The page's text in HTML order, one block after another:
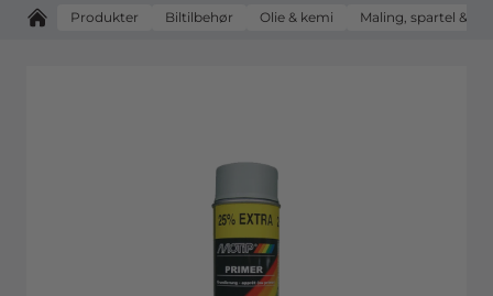
Produkter Biltilbehør Olie & kemi Maling, spartel &